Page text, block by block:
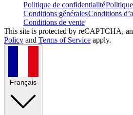
Politique de confidentialité
Conditions généralesConditions
Conditions de vente
This site is protected by reCAPTCHA,
Policy and Terms of Service apply.
Français